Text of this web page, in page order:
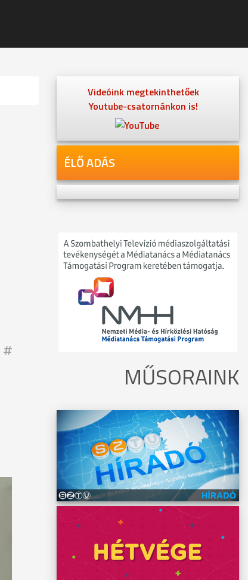
Videóink megtekinthetőek
Youtube-csatornánkon is!
ÉLŐ ADÁS
MŰSORAINK